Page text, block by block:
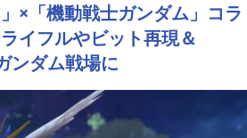
×「機動戦士ガンダム」コラ
イフルやビット再現＆
ダム戦場に